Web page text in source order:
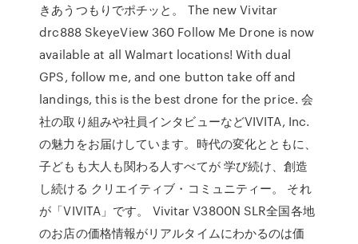
きあうつもりでポチッと。 The new Vivitar
drc888 SkeyeView 360 Follow Me Drone is now
available at all Walmart locations! With dual
GPS, follow me, and one button take off and
landings, this is the best drone for the price. 会
社の取り組みや社員インタビューなどVIVITA, Inc.
の魅力をお届けしています。時代の変化とともに、
子どもも大人も関わる人すべてが 学び続け、創造
し続ける クリエイティブ・コミュニティー。 それ
が「VIVITA」です。 Vivitar V3800N SLR全国各地
のお店の価格情報がリアルタイムにわかるのは価